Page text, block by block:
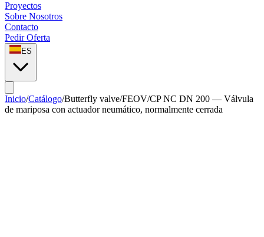
Proyectos
Sobre Nosotros
Contacto
Pedir Oferta
ES
Inicio/Catálogo/Butterfly valve/FEOV/CP NC DN 200 — Válvula
de mariposa con actuador neumático, normalmente cerrada